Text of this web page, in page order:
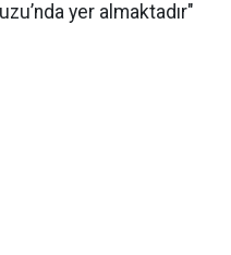
yer almaktadır"